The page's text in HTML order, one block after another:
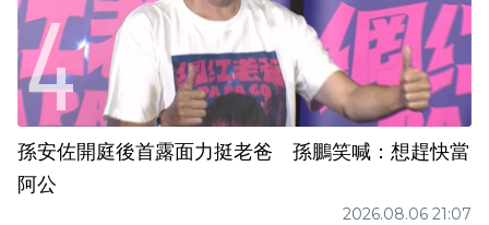
孫安佐開庭後首露面力挺老爸 孫鵬笑喊：想趕快當
阿公
2026.08.06 21:07